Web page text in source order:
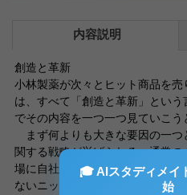
内容説明
創造と革新
小林製薬が次々とヒット商品を
は、すべて「創造と革新」とい
でその内容を一つ一つ見ていこう
まず何よりも大きな要因の一つ
関する戦略が挙げられる。通常
場に自社製品を持っていくとい
ないニッチ分野で新商品を開発
🎓 AIスタディメイ
始